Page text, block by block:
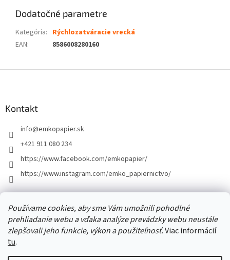
Používame cookies, aby sme Vám umožnili pohodlné
prehliadanie webu a vďaka analýze prevádzky webu neustále
zlepšovali jeho funkcie, výkon a použiteľnosť.Viac informácií
tu.
Dodatočné parametre
Kategória: Rýchlozatváracie vrecká
EAN: 8586008280160
Kontakt
info@emkopapier.sk
+421 911 080 234
https://www.facebook.com/emkopapier/
https://www.instagram.com/emko_papiernictvo/
Facebook